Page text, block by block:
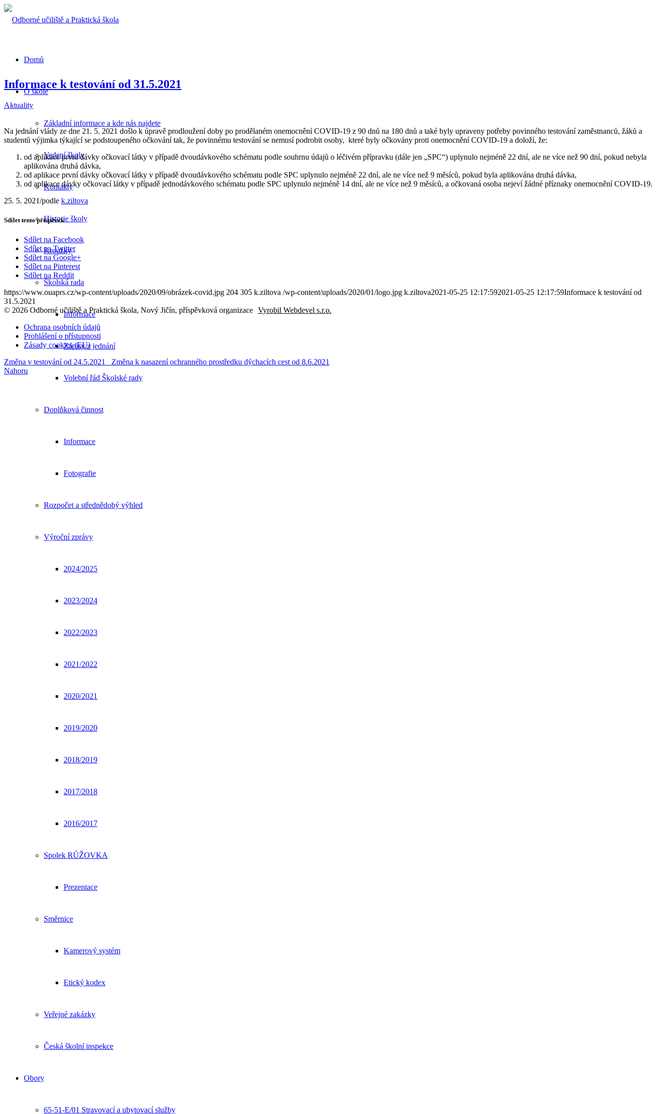
Domů
O škole
Základní informace a kde nás najdete
Vedení školy
Kontakty
Historie školy
Kroužky
Školská rada
Informace
Zápisy z jednání
Volební řád Školské rady
Doplňková činnost
Informace
Fotografie
Rozpočet a střednědobý výhled
Výroční zprávy
2024/2025
2023/2024
2022/2023
2021/2022
2020/2021
2019/2020
2018/2019
2017/2018
2016/2017
Spolek RŮŽOVKA
Prezentace
Směrnice
Kamerový systém
Etický kodex
Veřejné zakázky
Česká školní inspekce
Obory
65-51-E/01 Stravovací a ubytovací služby
Informace k testování od 31.5.2021
Aktuality
Na jednání vlády ze dne 21. 5. 2021 došlo k úpravě prodloužení doby po prodělaném onemocnění COVID-19 z 90 dnů na 180 dnů a také byly upraveny potřeby povinného testování zaměstnanců, žáků a
studentů výjimka týkající se podstoupeného očkování tak, že povinnému testování se nemusí podrobit osoby, které byly očkovány proti onemocnění COVID-19 a doloží, že:
od aplikace první dávky očkovací látky v případě dvoudávkového schématu podle souhrnu údajů o léčivém přípravku (dále jen „SPC“) uplynulo nejméně 22 dní, ale ne více než 90 dní, pokud nebyla
aplikována druhá dávka,
od aplikace první dávky očkovací látky v případě dvoudávkového schématu podle SPC uplynulo nejméně 22 dní, ale ne více než 9 měsíců, pokud byla aplikována druhá dávka,
od aplikace dávky očkovací látky v případě jednodávkového schématu podle SPC uplynulo nejméně 14 dní, ale ne více než 9 měsíců, a očkovaná osoba nejeví žádné příznaky onemocnění COVID-19.
25. 5. 2021/podle k.ziltova
Sdílet tento příspěvek
Sdílet na Facebook
Sdílet na Twitter
Sdílet na Google+
Sdílet na Pinterest
Sdílet na Reddit
https://www.ouaprs.cz/wp-content/uploads/2020/09/obrázek-covid.jpg 204 305 k.ziltova /wp-content/uploads/2020/01/logo.jpg k.ziltova2021-05-25 12:17:592021-05-25 12:17:59Informace k testování od
31.5.2021
© 2026 Odborné učiliště a Praktická škola, Nový Jičín, příspěvková organizace Vyrobil Webdevel s.r.o.
Ochrana osobních údajů
Prohlášení o přístupnosti
Zásady cookies (EU)
Změna v testování od 24.5.2021
Změna k nasazení ochranného prostředku dýchacích cest od 8.6.2021
Nahoru